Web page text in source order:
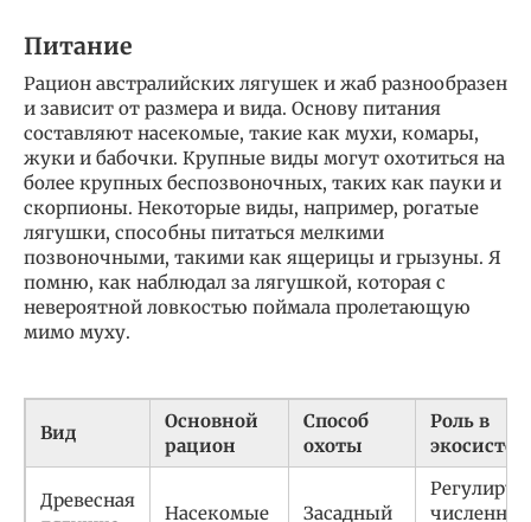
Питание
Рацион австралийских лягушек и жаб разнообразен
и зависит от размера и вида. Основу питания
составляют насекомые, такие как мухи, комары,
жуки и бабочки. Крупные виды могут охотиться на
более крупных беспозвоночных, таких как пауки и
скорпионы. Некоторые виды, например, рогатые
лягушки, способны питаться мелкими
позвоночными, такими как ящерицы и грызуны. Я
помню, как наблюдал за лягушкой, которая с
невероятной ловкостью поймала пролетающую
мимо муху.
Вид
Основной
рацион
Способ
охоты
Роль в
Древесная
Насекомые Засадный